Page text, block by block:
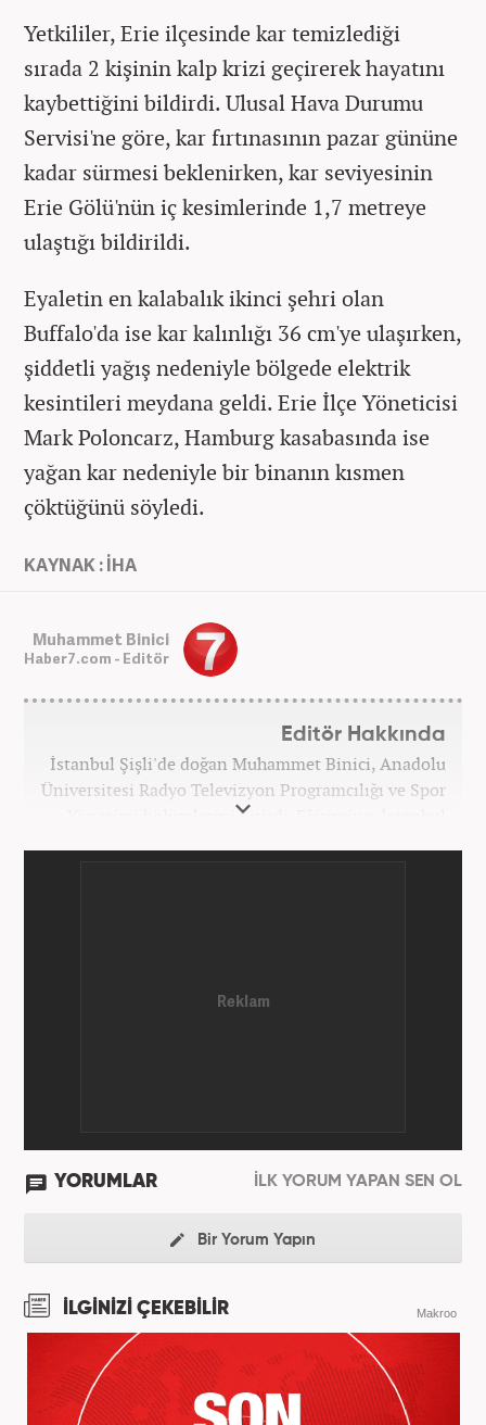
Yetkililer, Erie ilçesinde kar temizlediği
sırada 2 kişinin kalp krizi geçirerek hayatını
kaybettiğini bildirdi. Ulusal Hava Durumu
Servisi'ne göre, kar fırtınasının pazar gününe
kadar sürmesi beklenirken, kar seviyesinin
Erie Gölü'nün iç kesimlerinde 1,7 metreye
ulaştığı bildirildi.
Eyaletin en kalabalık ikinci şehri olan
Buffalo'da ise kar kalınlığı 36 cm'ye ulaşırken,
şiddetli yağış nedeniyle bölgede elektrik
kesintileri meydana geldi. Erie İlçe Yöneticisi
Mark Poloncarz, Hamburg kasabasında ise
yağan kar nedeniyle bir binanın kısmen
çöktüğünü söyledi.
KAYNAK : İHA
Muhammet Binici
Haber7.com - Editör
Editör Hakkında
İstanbul Şişli'de doğan Muhammet Binici, Anadolu
Üniversitesi Radyo Televizyon Programcılığı ve Spor
Yönetimi bölümlerini bitirdi. Eğitimine, İstanbul
'Gündem Editörü' olarak görevine devam
YORUMLAR İLK YORUM YAPAN SEN OL
Bir Yorum Yapın
İLGİNİZİ ÇEKEBİLİR Makroo